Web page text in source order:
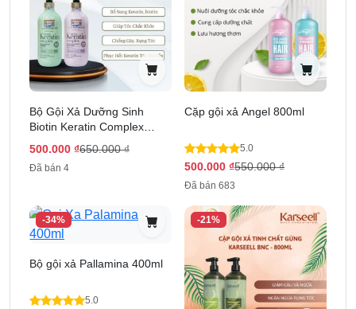
Bộ Gội Xả Dưỡng Sinh
Biotin Keratin Complex
500.000 ₫650.000₫
Đã bán 4
Cặp gội xả Angel 800ml
5.0
500.000 ₫550.000₫
Đã bán 683
-34%
Bộ gội xả Pallamina 400ml
5.0
-21%